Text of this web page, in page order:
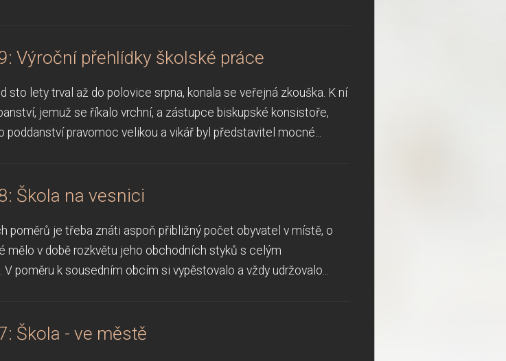
Výroční přehlídky školské práce
sto lety trval až do polovice srpna, konala se veřejná zkouška. K ní
jemuž se říkalo vrchní, a zástupce biskupské konsistoře,
poddanství pravomoc velikou a vikář byl představitel mocné...
Škola na vesnici
poměrů je třeba znáti aspoň přibližný počet obyvatel v místě, o
mělo v době rozkvětu jeho obchodních styků s celým
poměru k sousedním obcím si vypěstovalo a vždy udržovalo...
Škola - ve městě